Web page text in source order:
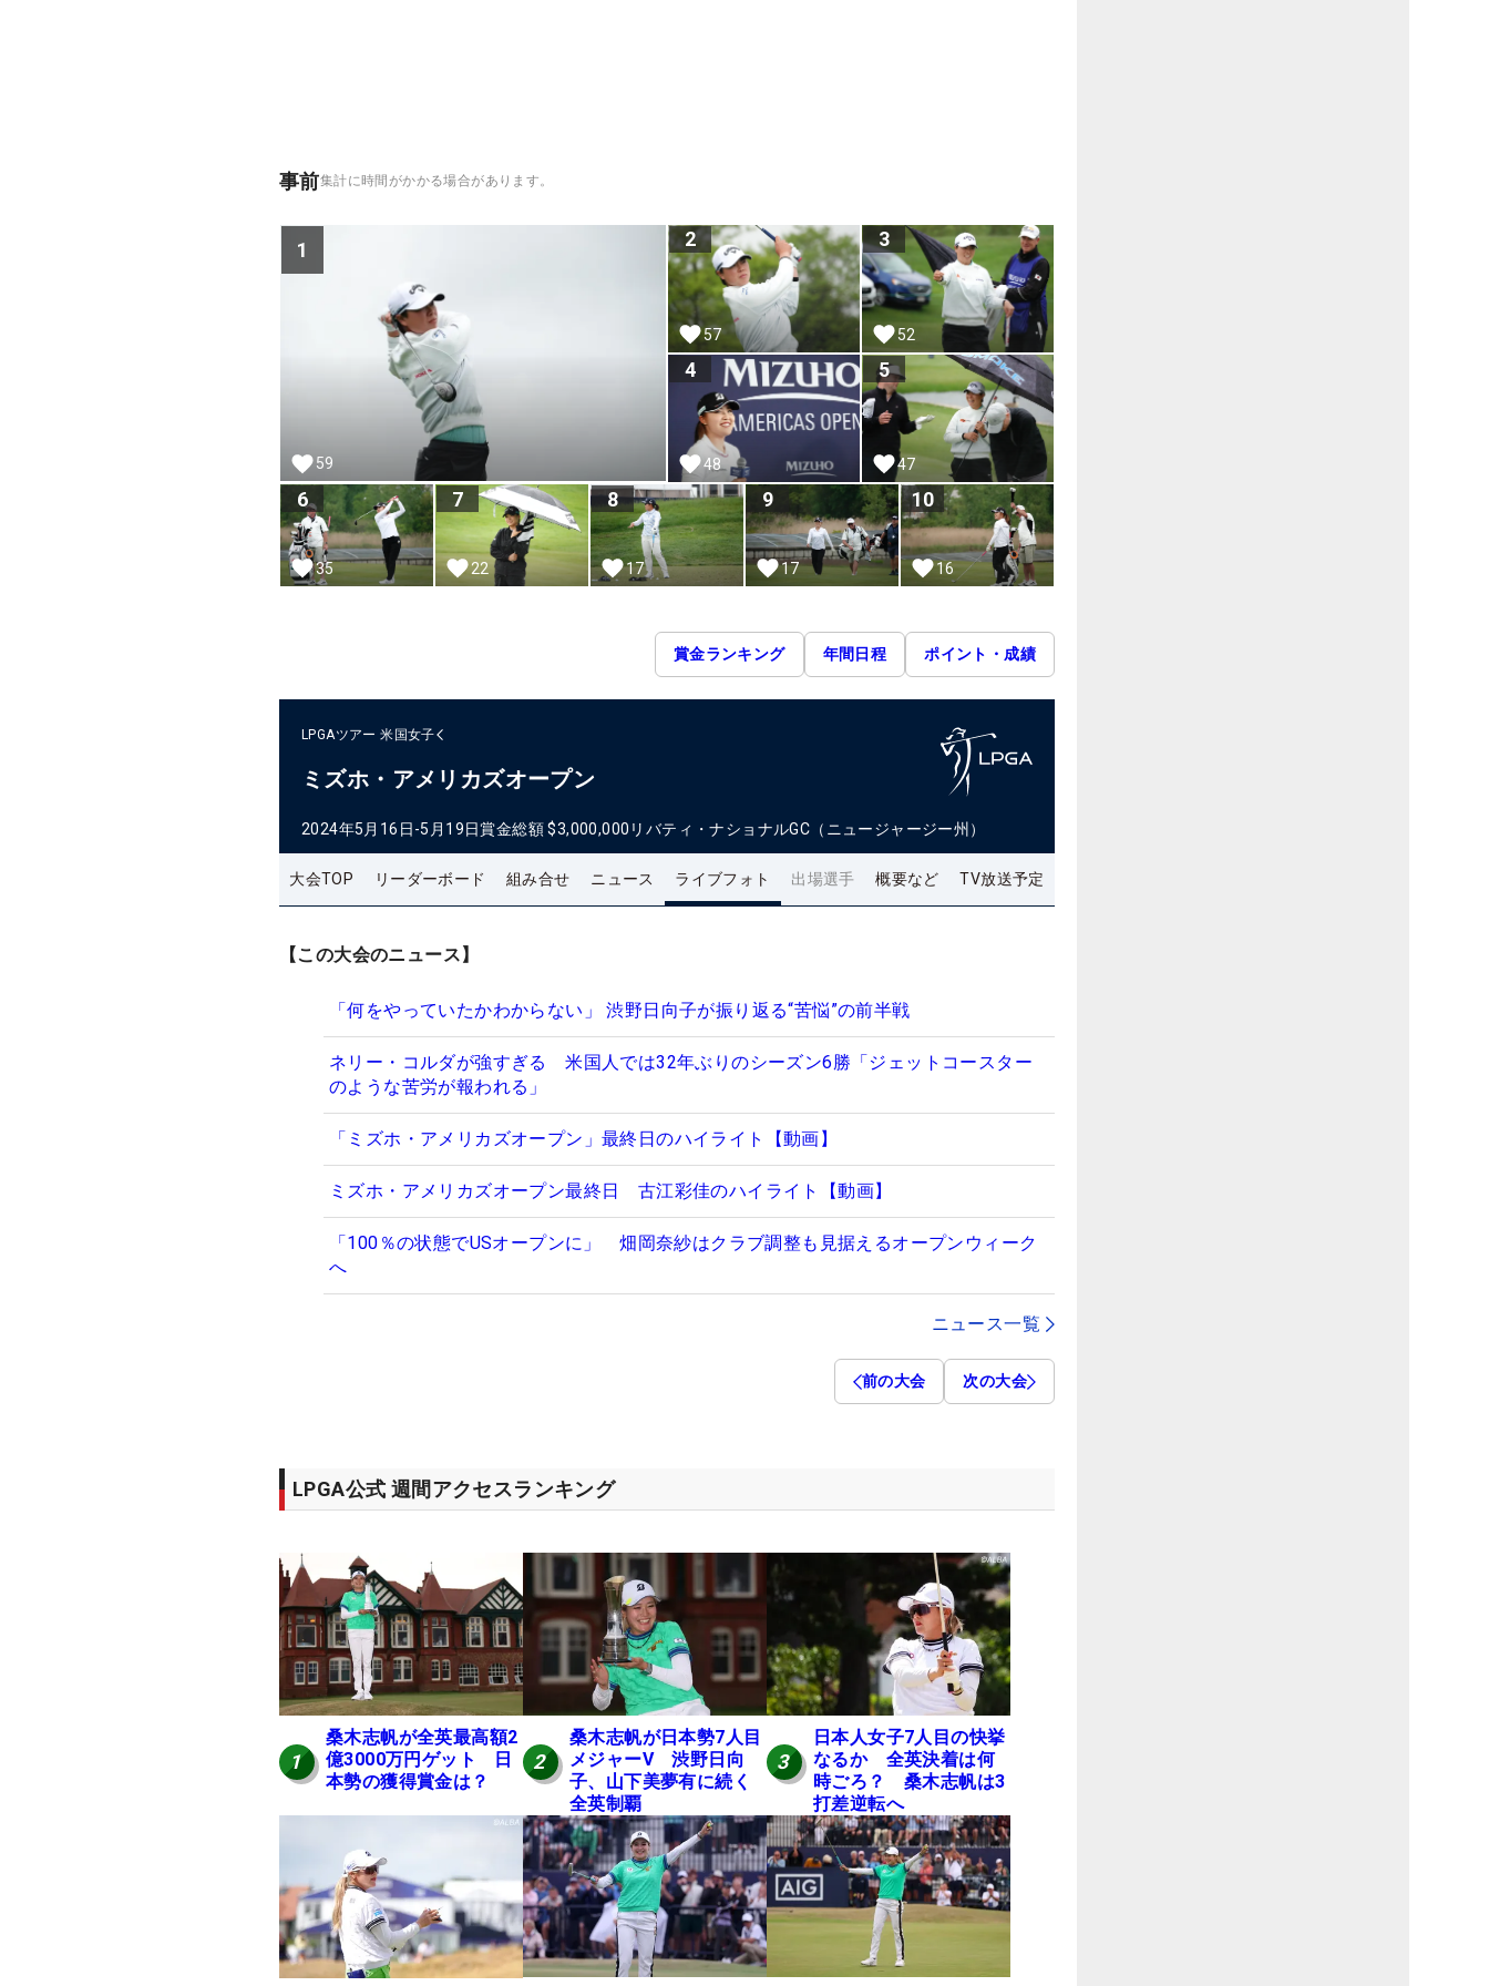
事前集計に時間がかかる場合があります。
1
59
2
57
3
52
4
48
5
47
6
35
7
22
8
17
9
17
10
16
賞金ランキング 年間日程 ポイント・成績
LPGAツアー 米国女子
ミズホ・アメリカズオープン
2024年5月16日-5月19日賞金総額 $3,000,000 リバティ・ナショナルGC（ニュージャージー州）
大会TOP リーダーボード 組み合せ ニュース ライブフォト 出場選手 概要など TV放送予定
【この大会のニュース】
「何をやっていたかわからない」 渋野日向子が振り返る“苦悩”の前半戦
ネリー・コルダが強すぎる 米国人では32年ぶりのシーズン6勝「ジェットコースター
のような苦労が報われる」
「ミズホ・アメリカズオープン」最終日のハイライト【動画】
ミズホ・アメリカズオープン最終日 古江彩佳のハイライト【動画】
「100％の状態でUSオープンに」 畑岡奈紗はクラブ調整も見据えるオープンウィーク
へ
ニュース一覧
前の大会 次の大会
LPGA公式 週間アクセスランキング
1
桑木志帆が全英最高額2
億3000万円ゲット 日
本勢の獲得賞金は？
2
桑木志帆が日本勢7人目
メジャーV 渋野日向
子、山下美夢有に続く
全英制覇
3
日本人女子7人目の快挙
なるか 全英決着は何
時ごろ？ 桑木志帆は3
打差逆転へ